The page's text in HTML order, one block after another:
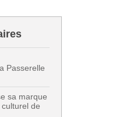
Passerelle
sa marque
de